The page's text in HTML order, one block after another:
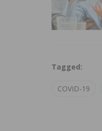
Tagged:
COVID-19